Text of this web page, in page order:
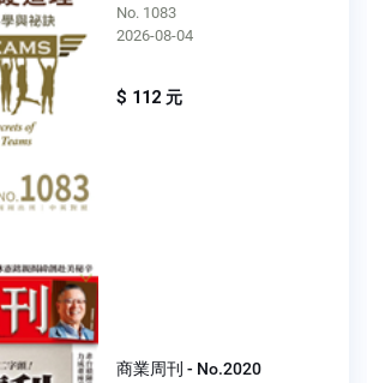
No. 1083
2026-08-04
$ 112 元
商業周刊 - No.2020